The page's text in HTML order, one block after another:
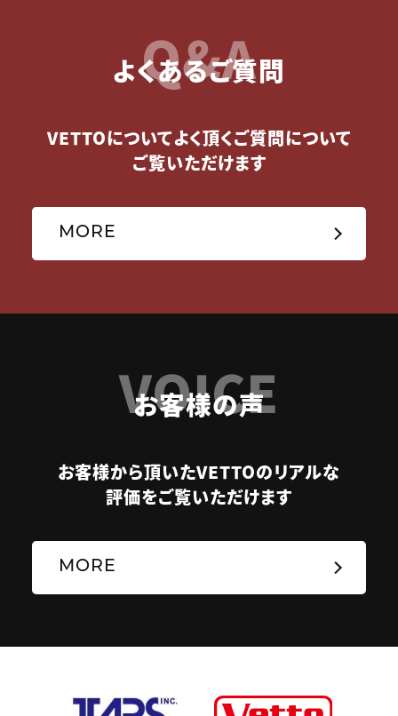
Q&A
よくあるご質問
VETTOについてよく頂くご質問について
ご覧いただけます
MORE
VOICE
お客様の声
お客様から頂いたVETTOのリアルな
評価をご覧いただけます
MORE